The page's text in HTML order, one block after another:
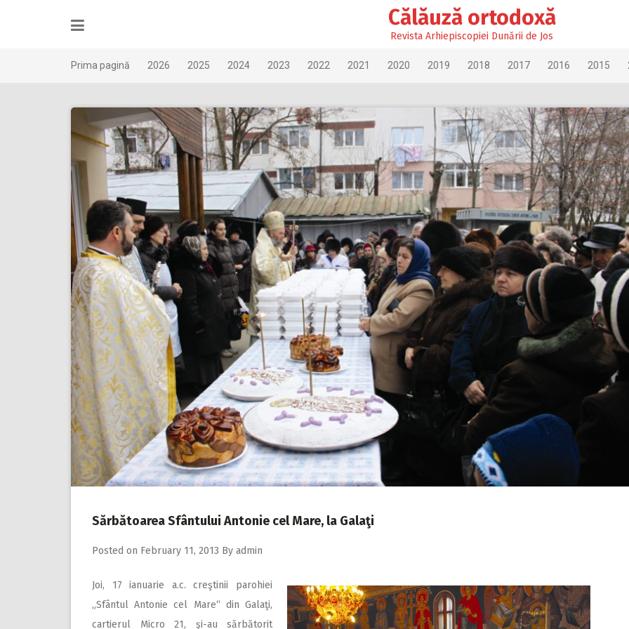
Călăuză ortodoxă
Revista Arhiepiscopiei Dunării de Jos
Prima pagină 2026 2025 2024 2023 2022 2021 2020 2019 2018 2017 2016 2015
Sărbătoarea Sfântului Antonie cel Mare, la Galaţi
Posted on February 11, 2013 By admin
Joi, 17 ianuarie a.c. creştinii parohiei
„Sfântul Antonie cel Mare“ din Galaţi,
cartierul Micro 21, şi-au sărbătorit